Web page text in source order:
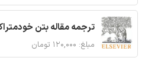
ترجمه مقاله بتن
مبلغ: ۱۲۰,۰۰۰ تومان